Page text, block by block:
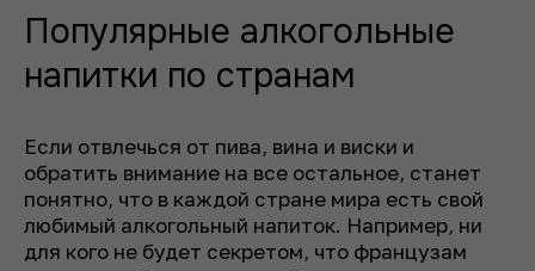
Популярные алкогольные
напитки по странам
Если отвлечься от пива, вина и виски и
обратить внимание на все остальное, станет
понятно, что в каждой стране мира есть свой
любимый алкогольный напиток. Например, ни
для кого не будет секретом, что французам